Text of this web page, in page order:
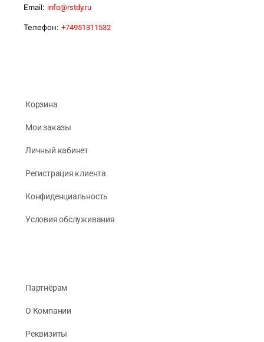
Email: info@rstdy.ru
Телефон: +74951311532
Корзина
Мои заказы
Личный кабинет
Регистрация клиента
Конфиденциальность
Условия обслуживания
Партнёрам
О Компании
Реквизиты